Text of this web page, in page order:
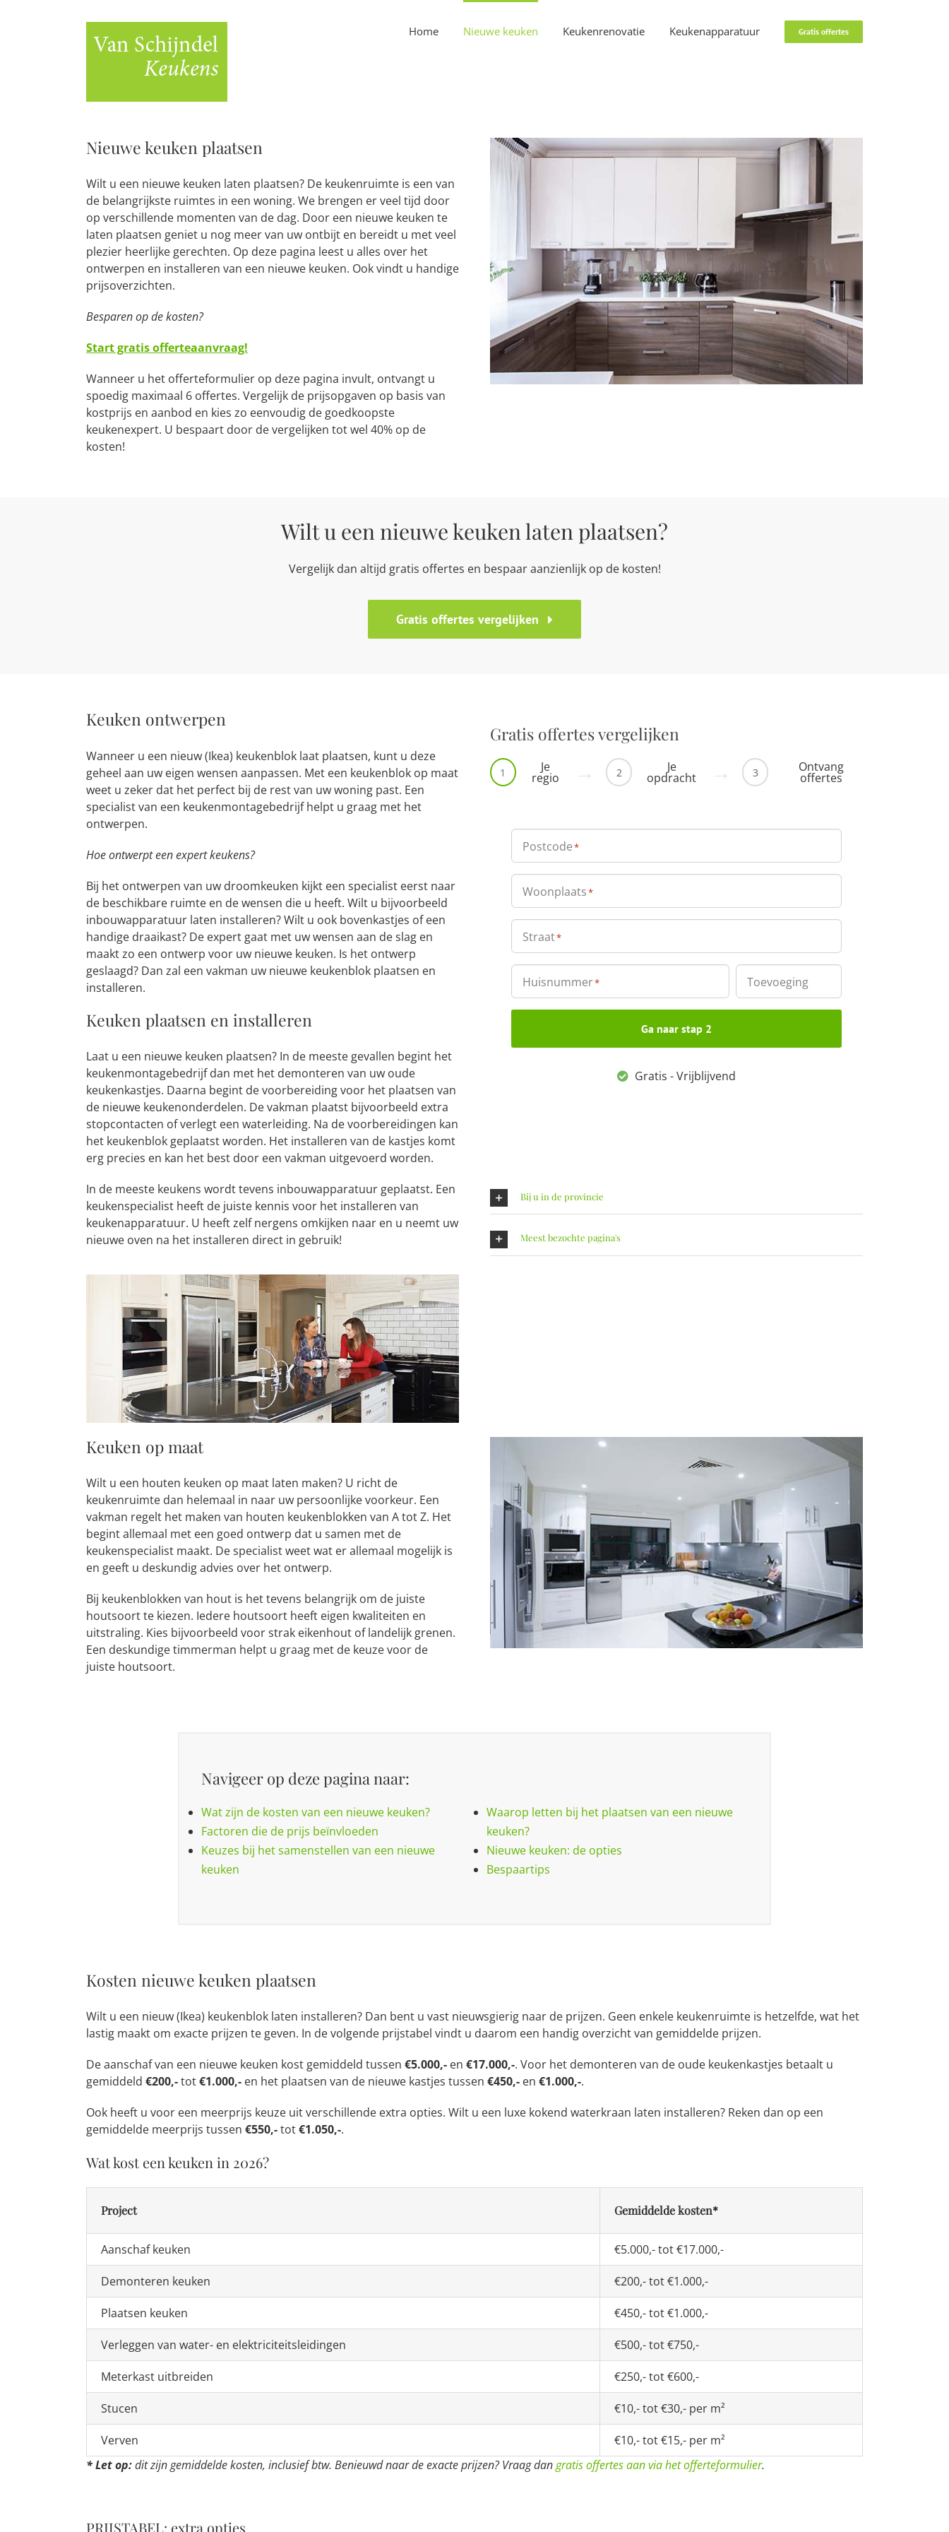
Home Nieuwe keuken Keukenrenovatie Keukenapparatuur Gratis offertes
Nieuwe keuken plaatsen
Wilt u een nieuwe keuken laten plaatsen? De keukenruimte is een van
de belangrijkste ruimtes in een woning. We brengen er veel tijd door
op verschillende momenten van de dag. Door een nieuwe keuken te
laten plaatsen geniet u nog meer van uw ontbijt en bereidt u met veel
plezier heerlijke gerechten. Op deze pagina leest u alles over het
ontwerpen en installeren van een nieuwe keuken. Ook vindt u handige
prijsoverzichten.
Besparen op de kosten?
Start gratis offerteaanvraag!
Wanneer u het offerteformulier op deze pagina invult, ontvangt u
spoedig maximaal 6 offertes. Vergelijk de prijsopgaven op basis van
kostprijs en aanbod en kies zo eenvoudig de goedkoopste
keukenexpert. U bespaart door de vergelijken tot wel 40% op de
kosten!
Wilt u een nieuwe keuken laten plaatsen?
Vergelijk dan altijd gratis offertes en bespaar aanzienlijk op de kosten!
Gratis offertes vergelijken
Keuken ontwerpen
Wanneer u een nieuw (Ikea) keukenblok laat plaatsen, kunt u deze
geheel aan uw eigen wensen aanpassen. Met een keukenblok op maat
weet u zeker dat het perfect bij de rest van uw woning past. Een
specialist van een keukenmontagebedrijf helpt u graag met het
ontwerpen.
Hoe ontwerpt een expert keukens?
Bij het ontwerpen van uw droomkeuken kijkt een specialist eerst naar
de beschikbare ruimte en de wensen die u heeft. Wilt u bijvoorbeeld
inbouwapparatuur laten installeren? Wilt u ook bovenkastjes of een
handige draaikast? De expert gaat met uw wensen aan de slag en
maakt zo een ontwerp voor uw nieuwe keuken. Is het ontwerp
geslaagd? Dan zal een vakman uw nieuwe keukenblok plaatsen en
installeren.
Keuken plaatsen en installeren
Laat u een nieuwe keuken plaatsen? In de meeste gevallen begint het
keukenmontagebedrijf dan met het demonteren van uw oude
keukenkastjes. Daarna begint de voorbereiding voor het plaatsen van
de nieuwe keukenonderdelen. De vakman plaatst bijvoorbeeld extra
stopcontacten of verlegt een waterleiding. Na de voorbereidingen kan
het keukenblok geplaatst worden. Het installeren van de kastjes komt
erg precies en kan het best door een vakman uitgevoerd worden.
In de meeste keukens wordt tevens inbouwapparatuur geplaatst. Een
keukenspecialist heeft de juiste kennis voor het installeren van
keukenapparatuur. U heeft zelf nergens omkijken naar en u neemt uw
nieuwe oven na het installeren direct in gebruik!
Gratis offertes vergelijken
1 Je
regio 2 Je
opdracht 3 Ontvang
offertes
Postcode*
Woonplaats*
Straat*
Huisnummer* Toevoeging
Ga naar stap 2
Gratis - Vrijblijvend
Bij u in de provincie
Meest bezochte pagina's
Keuken op maat
Wilt u een houten keuken op maat laten maken? U richt de
keukenruimte dan helemaal in naar uw persoonlijke voorkeur. Een
vakman regelt het maken van houten keukenblokken van A tot Z. Het
begint allemaal met een goed ontwerp dat u samen met de
keukenspecialist maakt. De specialist weet wat er allemaal mogelijk is
en geeft u deskundig advies over het ontwerp.
Bij keukenblokken van hout is het tevens belangrijk om de juiste
houtsoort te kiezen. Iedere houtsoort heeft eigen kwaliteiten en
uitstraling. Kies bijvoorbeeld voor strak eikenhout of landelijk grenen.
Een deskundige timmerman helpt u graag met de keuze voor de
juiste houtsoort.
Navigeer op deze pagina naar:
Wat zijn de kosten van een nieuwe keuken?
Factoren die de prijs beïnvloeden
Keuzes bij het samenstellen van een nieuwe
keuken
Waarop letten bij het plaatsen van een nieuwe
keuken?
Nieuwe keuken: de opties
Bespaartips
Kosten nieuwe keuken plaatsen
Wilt u een nieuw (Ikea) keukenblok laten installeren? Dan bent u vast nieuwsgierig naar de prijzen. Geen enkele keukenruimte is hetzelfde, wat het
lastig maakt om exacte prijzen te geven. In de volgende prijstabel vindt u daarom een handig overzicht van gemiddelde prijzen.
De aanschaf van een nieuwe keuken kost gemiddeld tussen €5.000,- en €17.000,-. Voor het demonteren van de oude keukenkastjes betaalt u
gemiddeld €200,-tot€1.000,- en het plaatsen van de nieuwe kastjes tussen €450,- en €1.000,-.
Ook heeft u voor een meerprijs keuze uit verschillende extra opties. Wilt u een luxe kokend waterkraan laten installeren? Reken dan op een
gemiddelde meerprijs tussen €550,-tot€1.050,-.
Wat kost een keuken in 2026?
Project Gemiddelde kosten*
Aanschaf keuken €5.000,- tot €17.000,-
Demonteren keuken €200,- tot €1.000,-
Plaatsen keuken €450,- tot €1.000,-
Verleggen van water- en elektriciteitsleidingen €500,- tot €750,-
Meterkast uitbreiden €250,- tot €600,-
Stucen €10,- tot €30,- per m²
Verven
€10,- tot €15,- per m²
* Let op:dit zijn gemiddelde kosten, inclusief btw. Benieuwd naar de exacte prijzen? Vraag dangratis offertes aan via het offerteformulier.
PRIJSTABEL: extra opties